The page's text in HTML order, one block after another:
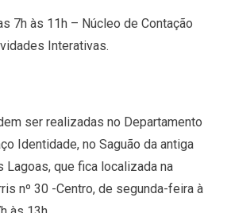
7h às 11h – Núcleo de Contação
Interativas.
ser realizadas no Departamento
Identidade, no Saguão da antiga
Lagoas, que fica localizada na
nº 30 -Centro, de segunda-feira à